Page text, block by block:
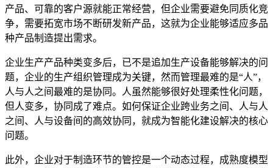
产品、可靠的客户源就能正常经营，但企业需要避免同质化竞
争，需要拓宽市场不断研发新产品，这就为企业能够适应多品
种产品制造提出需求。
企业生产产品种类变多后，已不是追加生产设备能够解决的问
题，企业的生产组织管理成为关键，然而管理最难的是“人”，
人与人之间最难的是协同。人虽然能够很好处理柔性化问题，
但人变多，协同成了难点。如何保证企业跨业务之间、人与人
之间、人与设备间的高效协同，就成为智能化建设解决的核心
问题。
此外，企业对于制造环节的管控是一个动态过程，成熟度模型